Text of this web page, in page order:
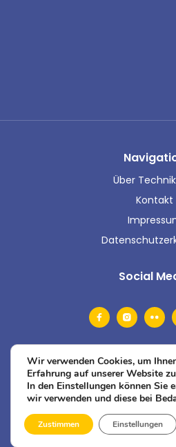
© 2026
Über
Kontakt
Social
Wir verwenden Cookies, um
Erfahrung auf unserer Website
In den Einstellungen können Sie
wir verwenden und diese bei
Zustimmen Einstellungen